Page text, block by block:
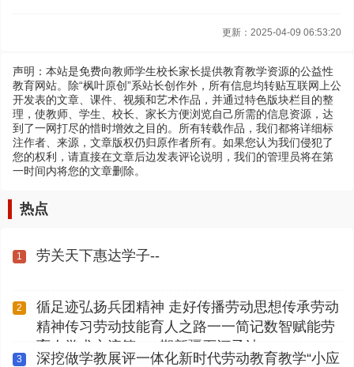
更新：2025-04-09 06:53:20
声明：本站是免费向教师学生校长家长提供教育教学资源的公益性
教育网站。除“枫叶原创”系站长创作外，所有信息均转贴互联网上公
开发表的文章、课件、视频和艺术作品，并通过特色版块栏目的整
理，使教师、学生、校长、家长方便浏览自己所需的信息资源，达
到了一网打尽的惜时增效之目的。所有转载作品，我们都将详细标
注作者、来源，文章版权仍归原作者所有。如果您认为我们侵犯了
您的权利，请直接在文章后边发表评论说明，我们的管理员将在第
一时间内将您的文章删除。
热点
1 劳关天下惠达学子--
2
循足迹弘扬兵团精神 走好传播劳动思想传承劳动
精神传习劳动技能育人之路一一简记数智赋能劳
育人学术交流第112期新疆石河子站
3
深挖做学教展评一体化新时代劳动教育教学“小应